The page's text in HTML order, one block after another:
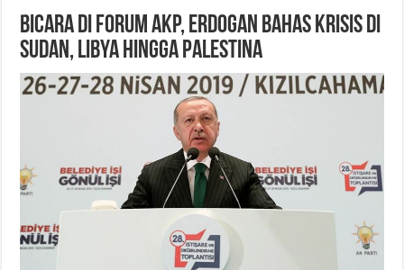
Bicara di Forum AKP, Erdogan Bahas Krisis di
Sudan, Libya hingga Palestina